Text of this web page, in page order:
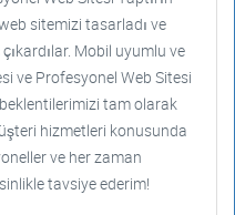
sitemizi tasarladı ve
Mobil uyumlu ve
ve Profesyonel Web Sitesi
tam olarak
hizmetleri konusunda
ve her zaman
tavsiye ederim!